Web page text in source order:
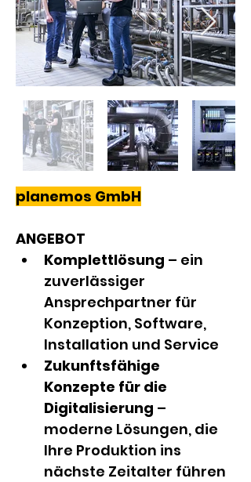
planemos GmbH
ANGEBOT
Komplettlösung – ein
zuverlässiger
Ansprechpartner für
Konzeption, Software,
Installation und Service
Zukunftsfähige
Konzepte für die
Digitalisierung –
moderne Lösungen, die
Ihre Produktion ins
nächste Zeitalter führen